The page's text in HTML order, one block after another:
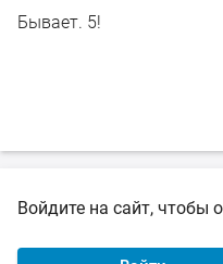
Бывает. 5!
Войдите на сайт, чтобы